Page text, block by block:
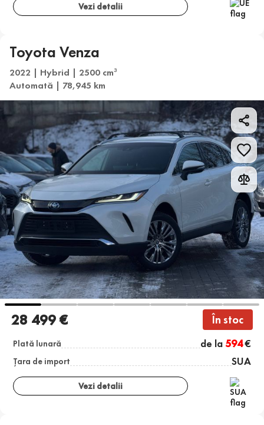
Vezi detalii
Toyota Venza
2022 | Hybrid | 2500 cm3
Automată | 78,945 km
28 499 € În stoc
Plată lunară de la 594€
Țara de import SUA
Vezi detalii